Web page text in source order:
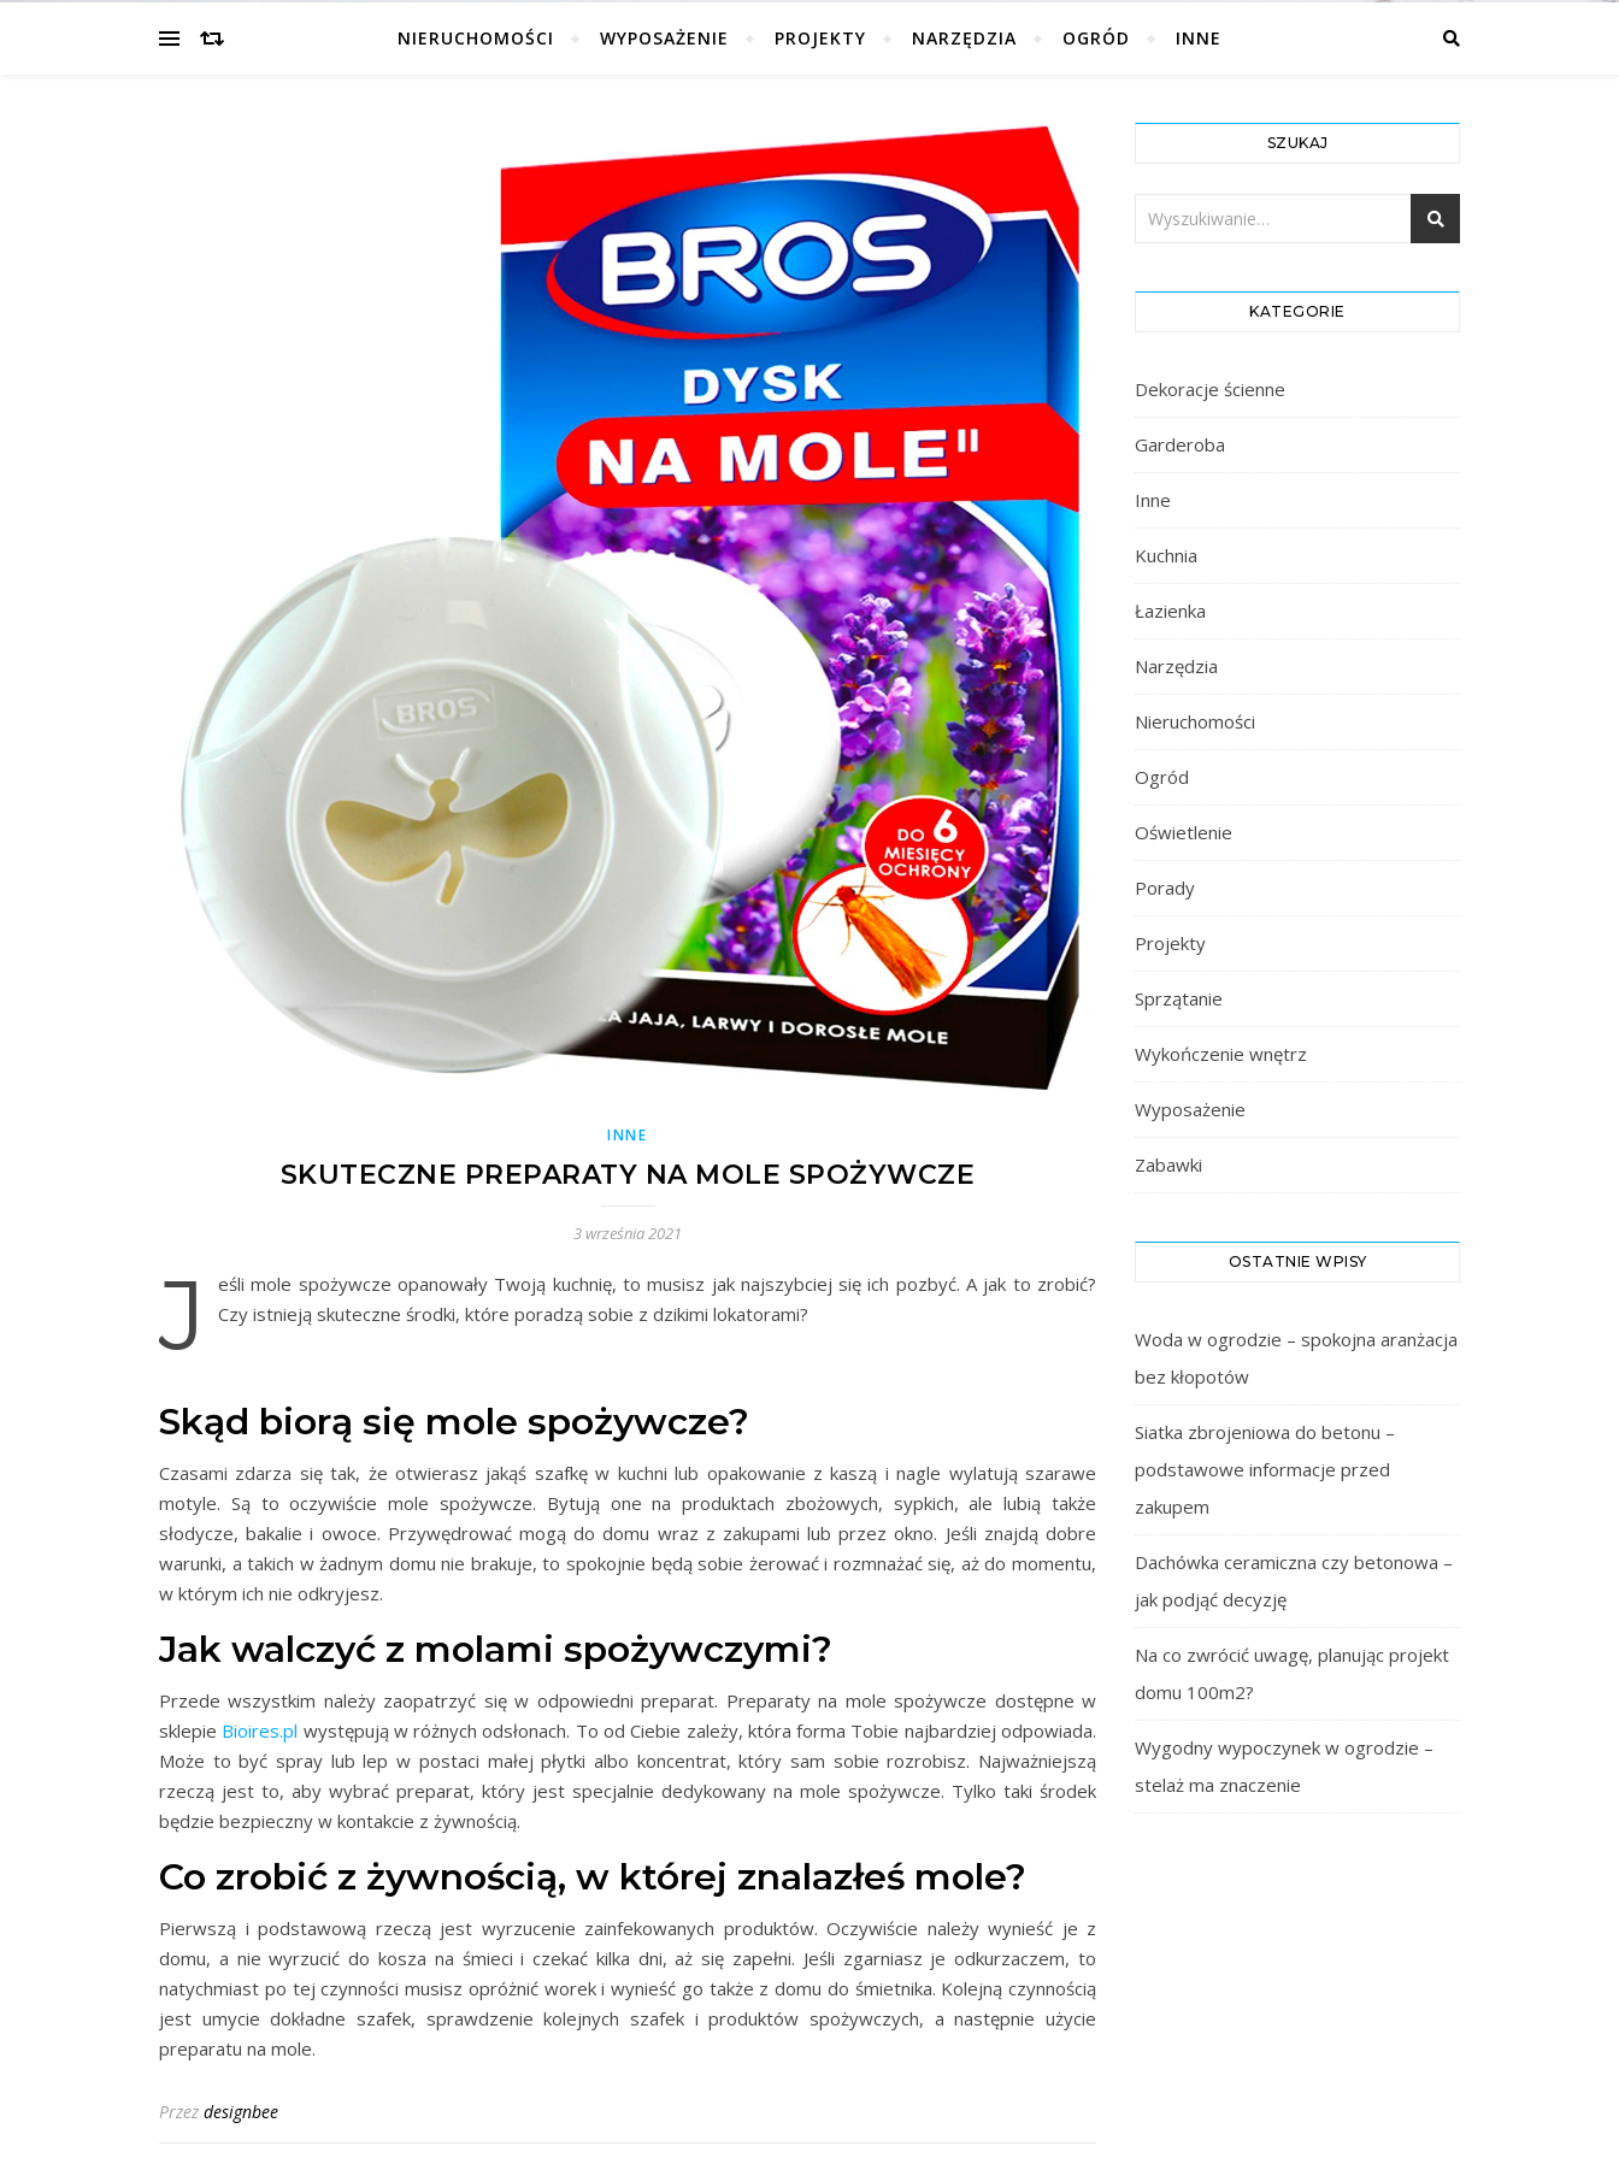
NIERUCHOMOŚCI WYPOSAŻENIE PROJEKTY NARZĘDZIA OGRÓD INNE
INNE
SKUTECZNE PREPARATY NA MOLE SPOŻYWCZE
3 września 2021
J
eśli mole spożywcze opanowały Twoją kuchnię, to musisz jak najszybciej się ich pozbyć. A jak to zrobić?
Czy istnieją skuteczne środki, które poradzą sobie z dzikimi lokatorami?
Skąd biorą się mole spożywcze?
Czasami zdarza się tak, że otwierasz jakąś szafkę w kuchni lub opakowanie z kaszą i nagle wylatują szarawe
motyle. Są to oczywiście mole spożywcze. Bytują one na produktach zbożowych, sypkich, ale lubią także
słodycze, bakalie i owoce. Przywędrować mogą do domu wraz z zakupami lub przez okno. Jeśli znajdą dobre
warunki, a takich w żadnym domu nie brakuje, to spokojnie będą sobie żerować i rozmnażać się, aż do momentu,
w którym ich nie odkryjesz.
Jak walczyć z molami spożywczymi?
Przede wszystkim należy zaopatrzyć się w odpowiedni preparat. Preparaty na mole spożywcze dostępne w
sklepie Bioires.pl występują w różnych odsłonach. To od Ciebie zależy, która forma Tobie najbardziej odpowiada.
Może to być spray lub lep w postaci małej płytki albo koncentrat, który sam sobie rozrobisz. Najważniejszą
rzeczą jest to, aby wybrać preparat, który jest specjalnie dedykowany na mole spożywcze. Tylko taki środek
będzie bezpieczny w kontakcie z żywnością.
Co zrobić z żywnością, w której znalazłeś mole?
Pierwszą i podstawową rzeczą jest wyrzucenie zainfekowanych produktów. Oczywiście należy wynieść je z
domu, a nie wyrzucić do kosza na śmieci i czekać kilka dni, aż się zapełni. Jeśli zgarniasz je odkurzaczem, to
natychmiast po tej czynności musisz opróżnić worek i wynieść go także z domu do śmietnika. Kolejną czynnością
jest umycie dokładne szafek, sprawdzenie kolejnych szafek i produktów spożywczych, a następnie użycie
preparatu na mole.
Przez designbee
SZUKAJ
KATEGORIE
Dekoracje ścienne
Garderoba
Inne
Kuchnia
Łazienka
Narzędzia
Nieruchomości
Ogród
Oświetlenie
Porady
Projekty
Sprzątanie
Wykończenie wnętrz
Wyposażenie
Zabawki
OSTATNIE WPISY
Woda w ogrodzie – spokojna aranżacja
bez kłopotów
Siatka zbrojeniowa do betonu –
podstawowe informacje przed
zakupem
Dachówka ceramiczna czy betonowa –
jak podjąć decyzję
Na co zwrócić uwagę, planując projekt
domu 100m2?
Wygodny wypoczynek w ogrodzie –
stelaż ma znaczenie